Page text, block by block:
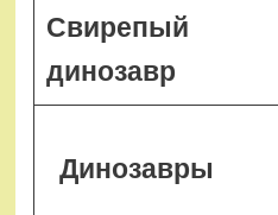
Свирепый
динозавр
Динозавры